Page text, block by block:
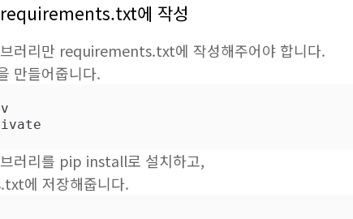
requirements.txt에 작성
러리만 requirements.txt에 작성해주어야 합니다.
만들어줍니다.
러리를 pip install로 설치하고,
에 저장해줍니다.